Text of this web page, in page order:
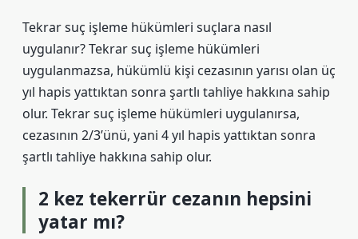
Tekrar suç işleme hükümleri suçlara nasıl
uygulanır? Tekrar suç işleme hükümleri
uygulanmazsa, hükümlü kişi cezasının yarısı olan üç
yıl hapis yattıktan sonra şartlı tahliye hakkına sahip
olur. Tekrar suç işleme hükümleri uygulanırsa,
cezasının 2/3’ünü, yani 4 yıl hapis yattıktan sonra
şartlı tahliye hakkına sahip olur.
2 kez tekerrür cezanın hepsini
yatar mı?